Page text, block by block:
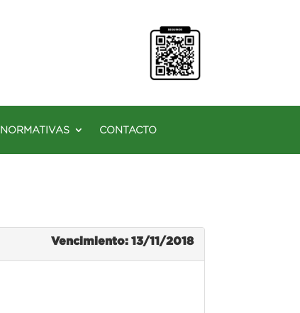
NORMATIVAS CONTACTO
Vencimiento: 13/11/2018